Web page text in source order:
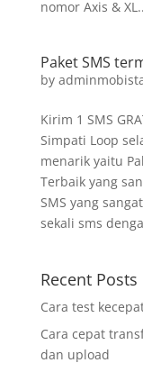
nomor Axis &
Paket SMS
by
Kirim 1 SMS
Simpati Loop
menarik yaitu
Terbaik yang
SMS yang
sekali sms
Recent Posts
Cara test
Cara cepat
dan upload